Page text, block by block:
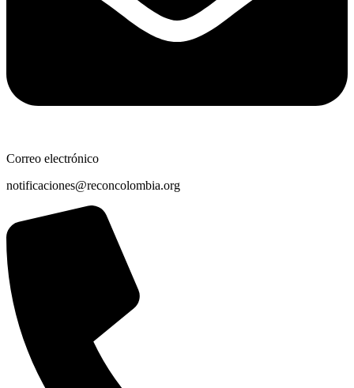
Correo electrónico
notificaciones@reconcolombia.org